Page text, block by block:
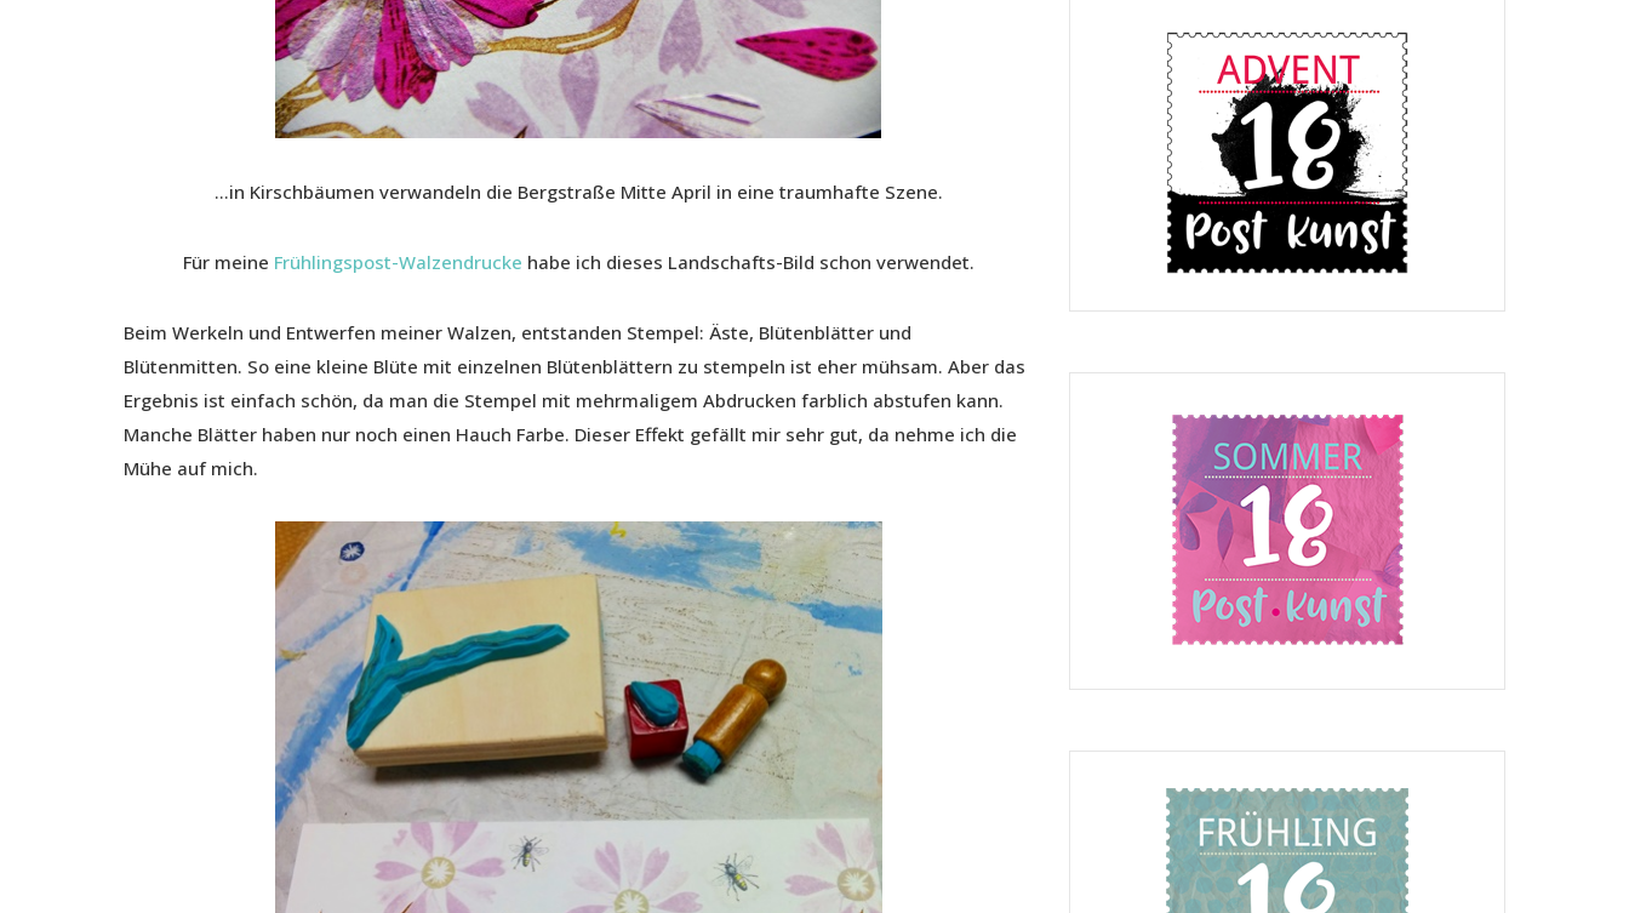
…in Kirschbäumen verwandeln die Bergstraße Mitte April in eine traumhafte Szene.
Für meine Frühlingspost-Walzendrucke habe ich dieses Landschafts-Bild schon verwendet.
Beim Werkeln und Entwerfen meiner Walzen, entstanden Stempel: Äste, Blütenblätter und
Blütenmitten. So eine kleine Blüte mit einzelnen Blütenblättern zu stempeln ist eher mühsam. Aber das
Ergebnis ist einfach schön, da man die Stempel mit mehrmaligem Abdrucken farblich abstufen kann.
Manche Blätter haben nur noch einen Hauch Farbe. Dieser Effekt gefällt mir sehr gut, da nehme ich die
Mühe auf mich.